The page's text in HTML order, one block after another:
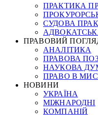
ПРАКТИКА
СУДОВА
ПРАВОВИЙ
АНАЛІТИКА
ПРАВОВА
НАУКОВА
ПРАВО В
НОВИНИ
УКРАЇНА
МІЖНАРОДНІ
КОМПАНІЙ